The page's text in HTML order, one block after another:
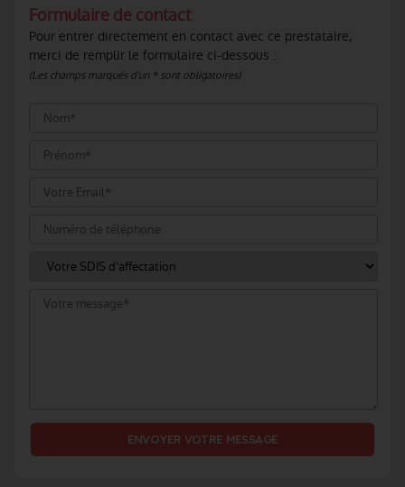
Formulaire de contact
Pour entrer directement en contact avec ce prestataire,
merci de remplir le formulaire ci-dessous :
(Les champs marqués d'un * sont obligatoires)